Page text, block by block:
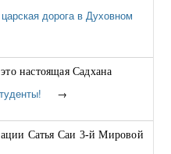
дорога в Духовном
настоящая Садхана
→
Сатья Саи 3-й Мировой